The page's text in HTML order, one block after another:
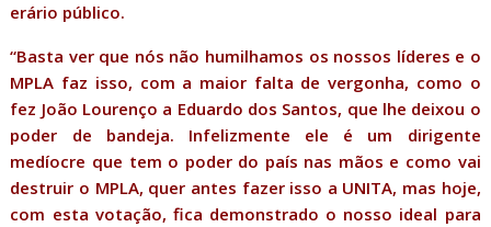
erário público.
“Basta ver que nós não humilhamos os nossos líderes e o
MPLA faz isso, com a maior falta de vergonha, como o
fez João Lourenço a Eduardo dos Santos, que lhe deixou o
poder de bandeja. Infelizmente ele é um dirigente
medíocre que tem o poder do país nas mãos e como vai
destruir o MPLA, quer antes fazer isso a UNITA, mas hoje,
com esta votação, fica demonstrado o nosso ideal para